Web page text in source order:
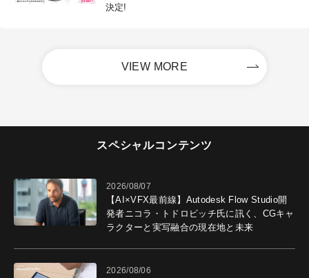
決定!
VIEW MORE
スペシャルコンテンツ
2026/08/07
【AI×VFX最前線】Autodesk Flow Studio開
発者ニコラ・トドロビッチ氏に訊く、CGキャ
ラクターと実写融合の現在地と未来
2026/08/06